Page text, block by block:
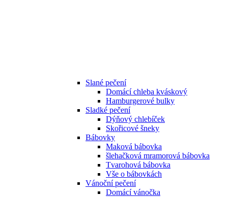
Slané pečení
Domácí chleba kváskový
Hamburgerové bulky
Sladké pečení
Dýňový chlebíček
Skořicové šneky
Bábovky
Maková bábovka
šlehačková mramorová bábovka
Tvarohová bábovka
Vše o bábovkách
Vánoční pečení
Domácí vánočka